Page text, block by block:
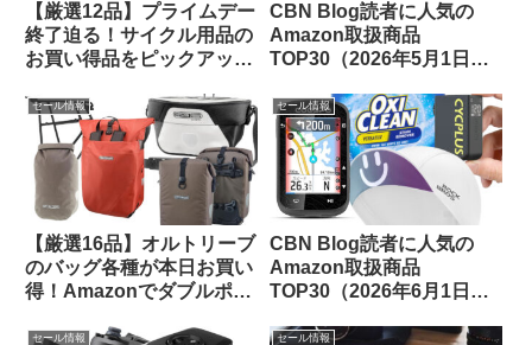
【厳選12品】プライムデー
終了迫る！サイクル用品の
お買い得品をピックアップ
CBN Blog読者に人気の
Amazon取扱商品
TOP30（2026年5月1日
セール情報
【厳選16品】オルトリーブ
のバッグ各種が本日お買い
得！Amazonでダブルポイ
をピックアップしてご紹介
セール情報
CBN Blog読者に人気の
Amazon取扱商品
TOP30（2026年6月1日
セール情報 セール情報